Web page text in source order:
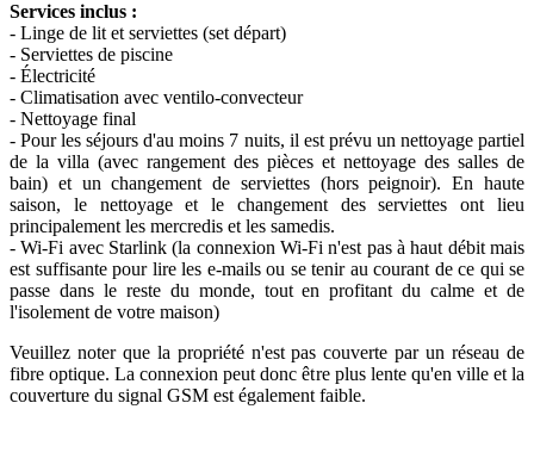
Services inclus :
- Linge de lit et serviettes (set départ)
- Serviettes de piscine
- Électricité
- Climatisation avec ventilo-convecteur
- Nettoyage final
- Pour les séjours d'au moins 7 nuits, il est prévu un nettoyage partiel
de la villa (avec rangement des pièces et nettoyage des salles de
bain) et un changement de serviettes (hors peignoir). En haute
saison, le nettoyage et le changement des serviettes ont lieu
principalement les mercredis et les samedis.
- Wi-Fi avec Starlink (la connexion Wi-Fi n'est pas à haut débit mais
est suffisante pour lire les e-mails ou se tenir au courant de ce qui se
passe dans le reste du monde, tout en profitant du calme et de
l'isolement de votre maison)
Veuillez noter que la propriété n'est pas couverte par un réseau de
fibre optique. La connexion peut donc être plus lente qu'en ville et la
couverture du signal GSM est également faible.